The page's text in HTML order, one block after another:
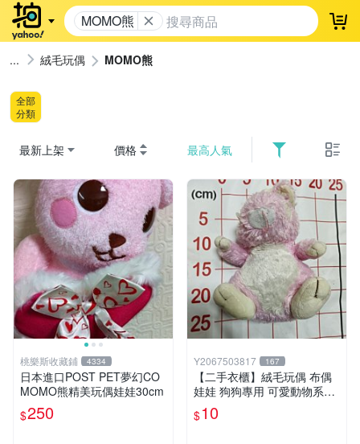
MOMO熊 登
絨毛玩偶 MOMO熊
全部
分類
最新上架 價格 最高人氣
桃樂斯收藏鋪 4334
日本進口POST PET夢幻CO
MOMO熊精美玩偶娃娃30cm
$250
Y2067503817 167
【二手衣櫃】絨毛玩偶 布偶
娃娃 狗狗專用 可愛動物系列
耐咬耐磨玩具 玩偶 粉紅熊寵
物玩具 1120929
$10